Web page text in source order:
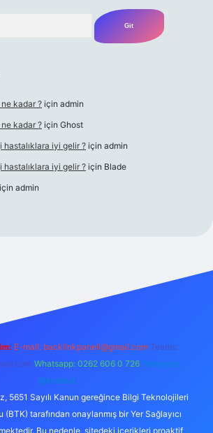
kadar ? için admin
kadar ? için Ghost
iyi gelir ? için admin
iyi gelir ? için Blade
için admin
E-mail: backlinkpaneli@gmail.com Teams:
Whatsapp: 0262 606 0 726 Telegram:
@karabul
5651 Sayılı Kanun gereğince Bilgi Teknolojileri
tarafından onaylanmış bir Yer Sağlayıcı
Bu nedenle, sitedeki içerikleri proaktif